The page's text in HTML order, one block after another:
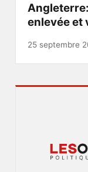
enlevée et
25 septembre